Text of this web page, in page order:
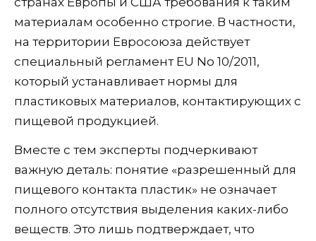
материалам особенно строгие. В частности,
на территории Евросоюза действует
специальный регламент EU No 10/2011,
который устанавливает нормы для
пластиковых материалов, контактирующих с
пищевой продукцией.
Вместе с тем эксперты подчеркивают
важную деталь: понятие «разрешенный для
пищевого контакта пластик» не означает
полного отсутствия выделения каких-либо
веществ. Это лишь подтверждает, что